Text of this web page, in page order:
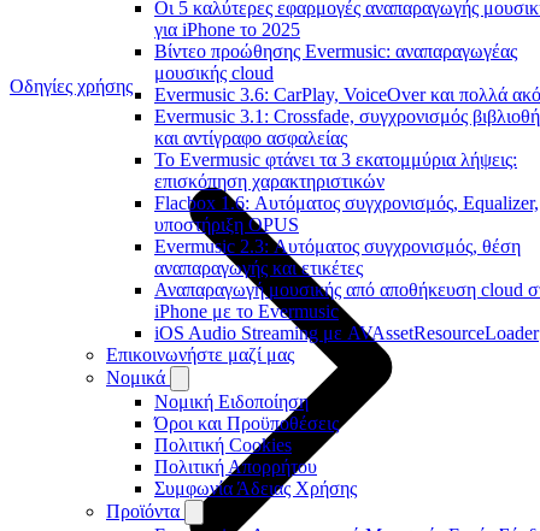
Οι 5 καλύτερες εφαρμογές αναπαραγωγής
για iPhone το 2025
Βίντεο προώθησης Evermusic: αναπαραγωγέας
μουσικής cloud
Evermusic 3.6: CarPlay, VoiceOver και πολλά
Evermusic 3.1: Crossfade, συγχρονισμός
και αντίγραφο ασφαλείας
Το Evermusic φτάνει τα 3 εκατομμύρια λήψεις:
επισκόπηση χαρακτηριστικών
Flacbox 1.6: Αυτόματος συγχρονισμός, Equalizer,
υποστήριξη OPUS
Evermusic 2.3: Αυτόματος συγχρονισμός, θέση
αναπαραγωγής και ετικέτες
Αναπαραγωγή μουσικής από αποθήκευση cloud
iPhone με το Evermusic
iOS Audio Streaming με AVAssetResourceLoader
Επικοινωνήστε μαζί μας
Νομικά
Νομική Ειδοποίηση
Όροι και Προϋποθέσεις
Πολιτική Cookies
Πολιτική Απορρήτου
Συμφωνία Άδειας Χρήσης
Προϊόντα
Οδηγίες χρήσης